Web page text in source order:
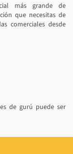
más grande de
que necesitas de
comerciales desde
de gurú puede ser